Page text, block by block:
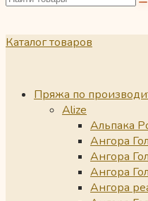
Каталог товаров
Пряжа по
Alize
Альпака
Ангора
Ангора
Ангора
Ангора